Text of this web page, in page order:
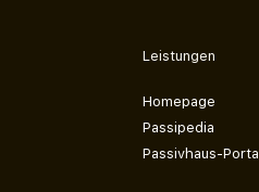
Leistungen
Homepage
Passipedia
Passivhaus-Portal